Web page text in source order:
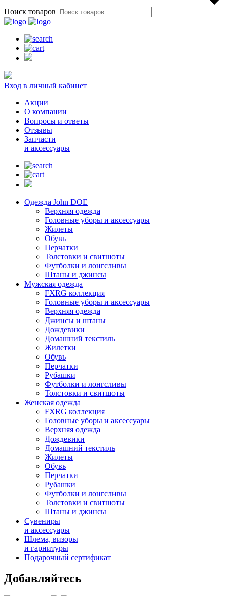
Поиск товаров
Вход в личный кабинет
Акции
О компании
Вопросы и ответы
Отзывы
Запчасти
и аксессуары
Одежда John DOE
Верхняя одежда
Головные уборы и аксессуары
Жилеты
Обувь
Перчатки
Толстовки и свитшоты
Футболки и лонгсливы
Штаны и джинсы
Мужская одежда
FXRG коллекция
Головные уборы и аксессуары
Верхняя одежда
Джинсы и штаны
Дождевики
Домашний текстиль
Жилетки
Обувь
Перчатки
Рубашки
Футболки и лонгсливы
Толстовки и свитшоты
Женская одежда
FXRG коллекция
Головные уборы и аксессуары
Верхняя одежда
Дождевики
Домашний текстиль
Жилеты
Обувь
Перчатки
Рубашки
Футболки и лонгсливы
Толстовки и свитшоты
Штаны и джинсы
Сувениры
и аксессуары
Шлема, визоры
и гарнитуры
Подарочный сертификат
Добавляйтесь